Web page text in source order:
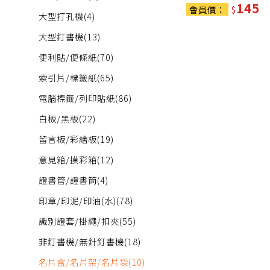
大型打孔機(4)
大型釘書機(13)
便利貼/便條紙(70)
索引片/標籤紙(65)
電腦標籤/列印貼紙(86)
白板/黑板(22)
留言板/彩繪板(19)
意見箱/摸彩箱(12)
證書管/證書筒(4)
印章/印泥/印油(水)(78)
識別證套/掛繩/扣夾(55)
非釘書機/無針釘書機(18)
名片盒/名片架/名片袋(10)
會員價：
$145